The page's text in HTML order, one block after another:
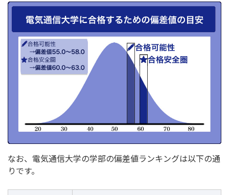
なお、電気通信大学の学部の偏差値ランキングは以下の通
りです。